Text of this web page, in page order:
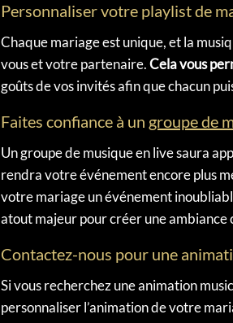
Personnaliser votre playlist de
Chaque mariage est unique, et la
vous et votre partenaire.Cela vous
goûts de vos invités afin que chacun
Faites confiance à un groupe de
Un groupe de musique en live saura
rendra votre événement encore plus
votre mariage un événement
atout majeur pour créer une ambiance
Contactez-nous pour une
Si vous recherchez une animation
personnaliser l’animation de votre